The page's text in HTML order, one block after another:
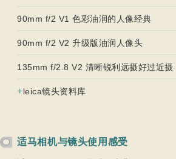
90mm f/2 V1 色彩油润的人像经典
90mm f/2 V2 升级版油润人像头
135mm f/2.8 V2 清晰锐利远摄好过近摄
+leica镜头资料库
适马相机与镜头使用感受